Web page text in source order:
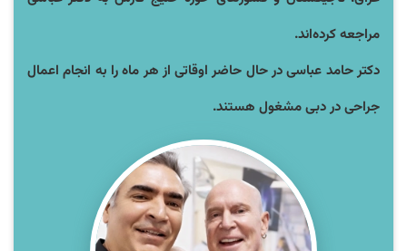
مراجعه کرده‌اند.
دکتر حامد عباسی در حال حاضر اوقاتی از هر ماه را به انجام اعمال
جراحی در دبی مشغول هستند.